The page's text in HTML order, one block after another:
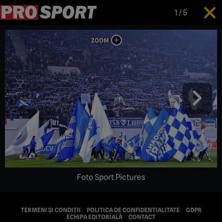
1 /5
Foto Sport Pictures
TERMENI ȘI CONDIȚII POLITICA DE CONFIDENTIALITATE
GDPR
ECHIPA EDITORIALĂ
CONTACT